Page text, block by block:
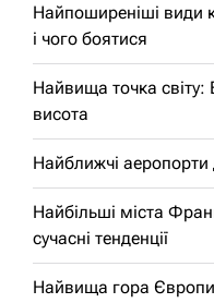
Найпоширеніші види
і чого боятися
Найвища точка світу:
висота
Найближчі аеропорти
Найбільші міста
сучасні тенденції
Найвища гора